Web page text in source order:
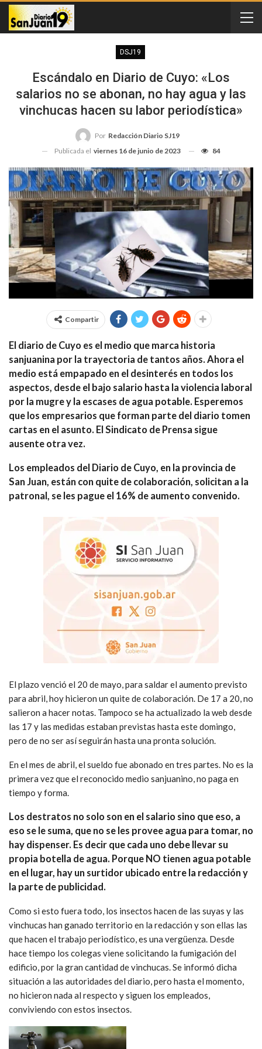
DSJ19
Escándalo en Diario de Cuyo: «Los
salarios no se abonan, no hay agua y las
vinchucas hacen su labor periodística»
Por Redacción Diario SJ19
Publicada el viernes 16 de junio de 2023 84
Compartir
El diario de Cuyo es el medio que marca historia
sanjuanina por la trayectoria de tantos años. Ahora el
medio está empapado en el desinterés en todos los
aspectos, desde el bajo salario hasta la violencia laboral
por la mugre y la escases de agua potable. Esperemos
que los empresarios que forman parte del diario tomen
cartas en el asunto. El Sindicato de Prensa sigue
ausente otra vez.
Los empleados del Diario de Cuyo, en la provincia de
San Juan, están con quite de colaboración, solicitan a la
patronal, se les pague el 16% de aumento convenido.
El plazo venció el 20 de mayo, para saldar el aumento previsto
para abril, hoy hicieron un quite de colaboración. De 17 a 20, no
salieron a hacer notas. Tampoco se ha actualizado la web desde
las 17 y las medidas estaban previstas hasta este domingo,
pero de no ser así seguirán hasta una pronta solución.
En el mes de abril, el sueldo fue abonado en tres partes. No es la
primera vez que el reconocido medio sanjuanino, no paga en
tiempo y forma.
Los destratos no solo son en el salario sino que eso, a
eso se le suma, que no se les provee agua para tomar, no
hay dispenser. Es decir que cada uno debe llevar su
propia botella de agua. Porque NO tienen agua potable
en el lugar, hay un surtidor ubicado entre la redacción y
la parte de publicidad.
Como si esto fuera todo, los insectos hacen de las suyas y las
vinchucas han ganado territorio en la redacción y son ellas las
que hacen el trabajo periodístico, es una vergüenza. Desde
hace tiempo los colegas viene solicitando la fumigación del
edificio, por la gran cantidad de vinchucas. Se informó dicha
situación a las autoridades del diario, pero hasta el momento,
no hicieron nada al respecto y siguen los empleados,
conviviendo con estos insectos.